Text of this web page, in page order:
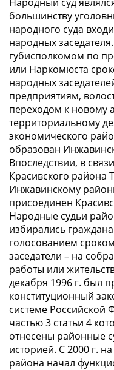
большинству
народного суда
народных
губисполкомом по
или Наркомюста
народных
предприятиям,
переходом к новому
территориальному
экономического
образован
Впоследствии, в
Красивского района
Инжавинскому
присоединен
Народные судьи
избирались
голосованием
заседатели – на
работы или
декабря 1996 г. был
конституционный
системе Российской
частью 3 статьи 4
отнесены районные
историей. С 2000 г.
района начал